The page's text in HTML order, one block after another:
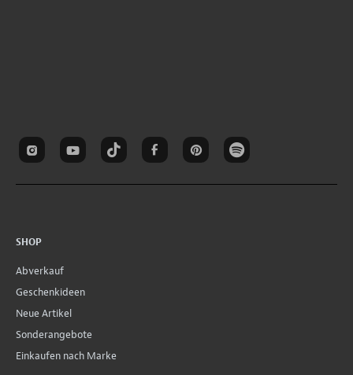
SHOP
Abverkauf
Geschenkideen
Neue Artikel
Sonderangebote
Einkaufen nach Marke